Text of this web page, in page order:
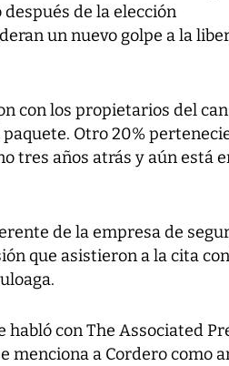
de la elección
un nuevo golpe a la
con los propietarios del
Otro 20%
tres años atrás y aún está
de la empresa de
que asistieron a la cita
con The Associated
menciona a Cordero como